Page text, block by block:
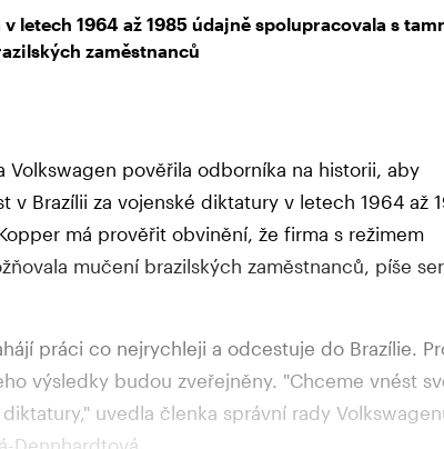
letech 1964 až 1985 údajně spolupracovala s
zaměstnanců
Volkswagen pověřila odborníka na historii, aby
v Brazílii za vojenské diktatury v letech 1964 až
má prověřit obvinění, že firma s režimem
mučení brazilských zaměstnanců, píše
práci co nejrychleji a odcestuje do Brazílie.
výsledky budou zveřejněny. "Chceme vnést
uvedla členka správní rady
Dennhardtová.